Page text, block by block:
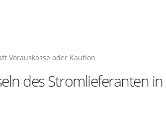
Vorauskasse oder Kaution
des Stromlieferanten in